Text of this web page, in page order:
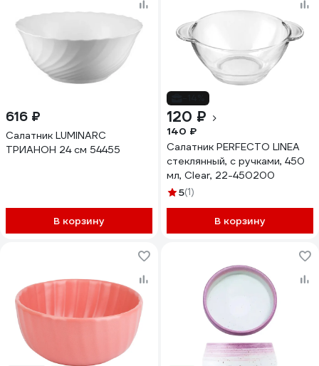
616 ₽
Салатник LUMINARC
ТРИАНОН 24 см 54455
В корзину
120 ₽
140 ₽
Салатник PERFECTO LINEA
стеклянный, с ручками, 450
мл, Clear, 22-450200
5(1)
В корзину